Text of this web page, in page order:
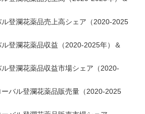
登瀾花薬品売上高シェア（2020-2025
登瀾花薬品収益（2020-2025年）＆
登瀾花薬品収益市場シェア（2020-
バル登瀾花薬品販売量（2020-2025